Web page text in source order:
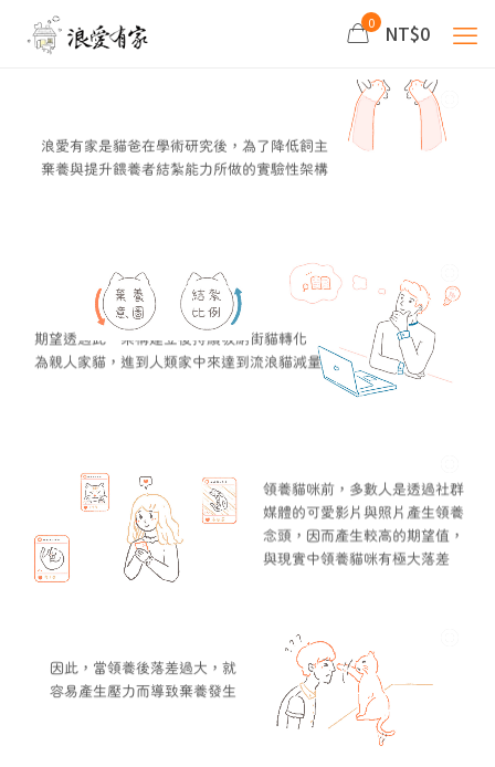
0 NT$0
浪愛有家是貓爸在學術研究後，為了降低飼主
棄養與提升餵養者結紮能力所做的實驗性架構
期望透過此一架構建立後持續吸納街貓轉化
為親人家貓，進到人類家中來達到流浪貓減量
領養貓咪前，多數人是透過社群
媒體的可愛影片與照片產生領養
念頭，因而產生較高的期望值，
與現實中領養貓咪有極大落差
因此，當領養後落差過大，就
容易產生壓力而導致棄養發生